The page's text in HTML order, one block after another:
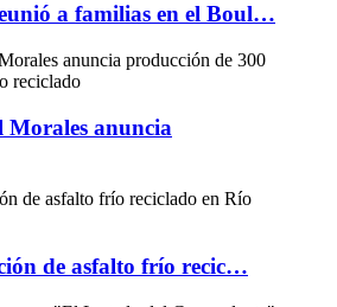
a familias en el Boul…
Morales anuncia
de asfalto frío recic…